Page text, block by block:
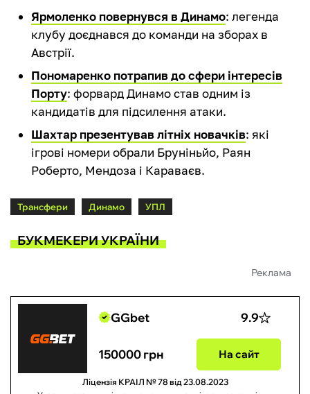
Ярмоленко повернувся в Динамо: легенда
клубу доєднався до команди на зборах в
Австрії.
Пономаренко потрапив до сфери інтересів
Порту: форвард Динамо став одним із
кандидатів для підсилення атаки.
Шахтар презентував літніх новачків: які
ігрові номери обрали Бруніньйо, Раян
Роберто, Мендоза і Караваєв.
Трансфери Динамо УПЛ
БУКМЕКЕРИ УКРАЇНИ
Реклама
GGbet 9.9
150000 грн На сайт
Ліцензія КРАІЛ № 78 від 23.08.2023